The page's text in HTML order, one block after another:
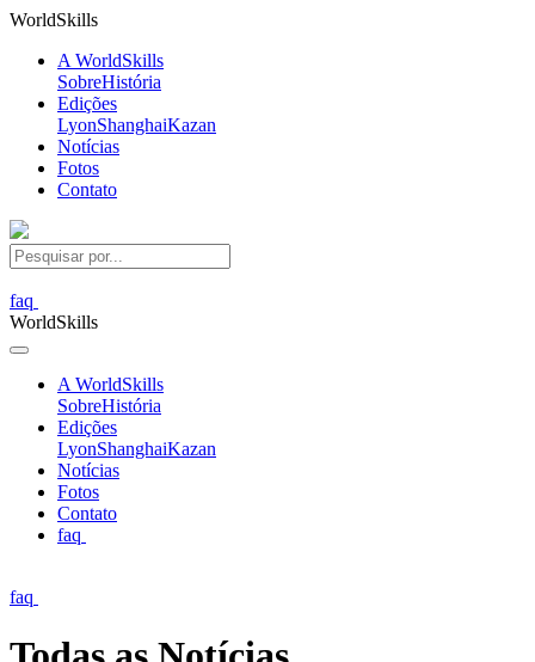
WorldSkills
A WorldSkills
SobreHistória
Edições
LyonShanghaiKazan
Notícias
Fotos
Contato
faq
WorldSkills
A WorldSkills
SobreHistória
Edições
LyonShanghaiKazan
Notícias
Fotos
Contato
faq
faq